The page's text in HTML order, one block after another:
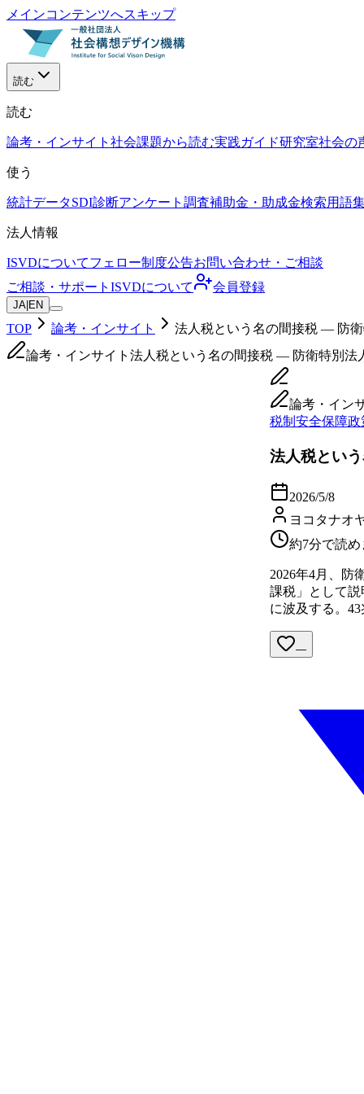
メインコンテンツへスキップ
読む
読む
論考・インサイト 社会課題から読む実践ガイド研究室社会の
使う
統計データSDI診断アンケート調査補助金・助成金検索用語
法人情報
ISVDについてフェロー制度公告お問い合わせ・ご相談
ご相談・サポート ISVDについて 会員登録
JA EN
TOP 論考・インサイト
法人税という名の間接税 — 防
論考・インサイト 法人税という名の間接税 — 防衛特別法
論考・イン
税制 安全保障政
法人税とい
2026/5/8
ヨコタナオ
約7分で読め
2026年4月、防
課税」として
に波及する。
—